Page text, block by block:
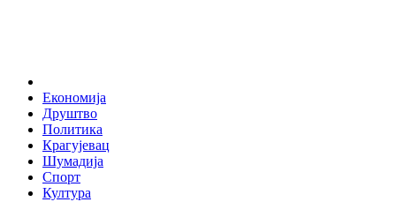
Економија
Друштво
Политика
Крагујевац
Шумадија
Спорт
Култура